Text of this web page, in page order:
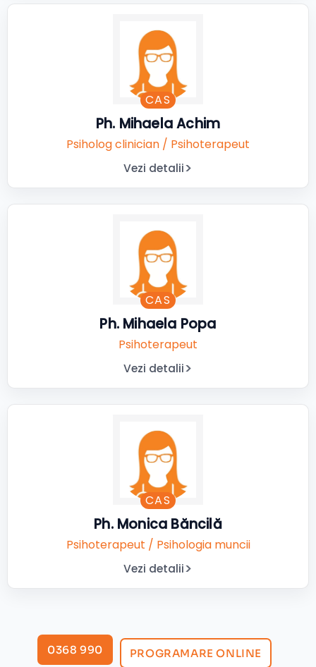
CAS
Ph. Mihaela Achim
Psiholog clinician / Psihoterapeut
Vezi detalii
CAS
Ph. Mihaela Popa
Psihoterapeut
Vezi detalii
CAS
Ph. Monica Băncilă
Psihoterapeut / Psihologia muncii
Vezi detalii
0368 990 PROGRAMARE ONLINE